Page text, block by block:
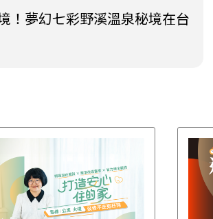
！夢幻七彩野溪溫泉秘境在台